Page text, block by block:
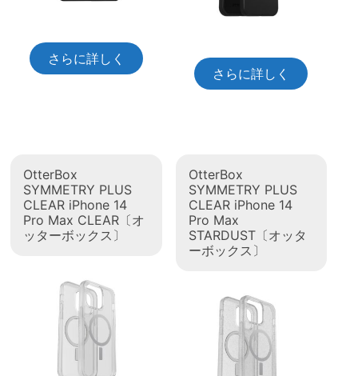
さらに詳しく
さらに詳しく
OtterBox
SYMMETRY PLUS
CLEAR iPhone 14
Pro Max CLEAR〔オ
ッターボックス〕
OtterBox
SYMMETRY PLUS
CLEAR iPhone 14
Pro Max
STARDUST〔オッタ
ーボックス〕